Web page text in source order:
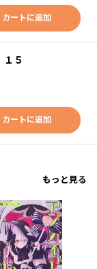
カートに追加
１５
カートに追加
もっと見る